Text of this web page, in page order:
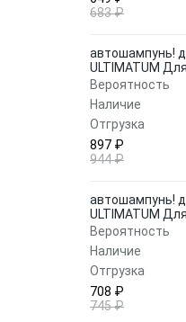
683 ₽
автошампунь!
ULTIMATUM
Вероятность
Наличие
Отгрузка
897 ₽
944 ₽
автошампунь!
ULTIMATUM
Вероятность
Наличие
Отгрузка
708 ₽
745 ₽